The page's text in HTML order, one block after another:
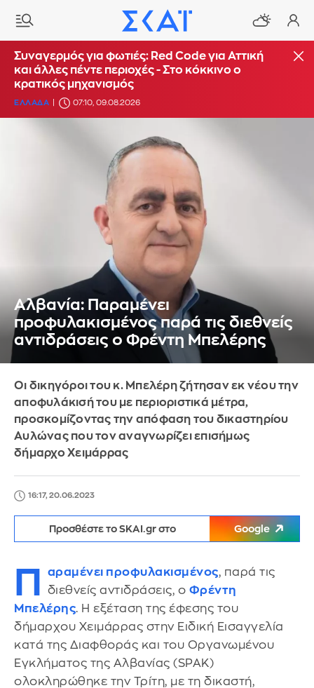
Συναγερμός για φωτιές: Red Code για Αττική
και άλλες πέντε περιοχές - Στο κόκκινο ο
κρατικός μηχανισμός
ΕΛΛΑΔΑ 07:10, 09.08.2026
Αλβανία: Παραμένει
προφυλακισμένος παρά τις διεθνείς
αντιδράσεις ο Φρέντη Μπελέρης
Οι δικηγόροι του κ. Μπελέρη ζήτησαν εκ νέου την
αποφυλάκισή του με περιοριστικά μέτρα,
προσκομίζοντας την απόφαση του δικαστηρίου
Αυλώνας που τον αναγνωρίζει επισήμως
δήμαρχο Χειμάρρας
16:17, 20.06.2023
Προσθέστε το SKAI.gr στο Google
Π αραμένει προφυλακισμένος, παρά τις
διεθνείς αντιδράσεις, ο Φρέντη
Μπελέρης. Η εξέταση της έφεσης του
δήμαρχου Χειμάρρας στην Ειδική Εισαγγελία
κατά της Διαφθοράς και του Οργανωμένου
Εγκλήματος της Αλβανίας (SPAK)
ολοκληρώθηκε την Τρίτη, με τη δικαστή,